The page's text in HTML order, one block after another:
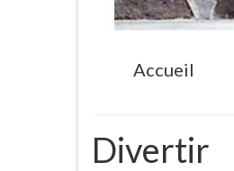
Accueil
Divertir